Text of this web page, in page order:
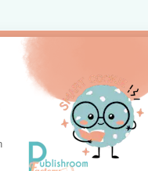
française